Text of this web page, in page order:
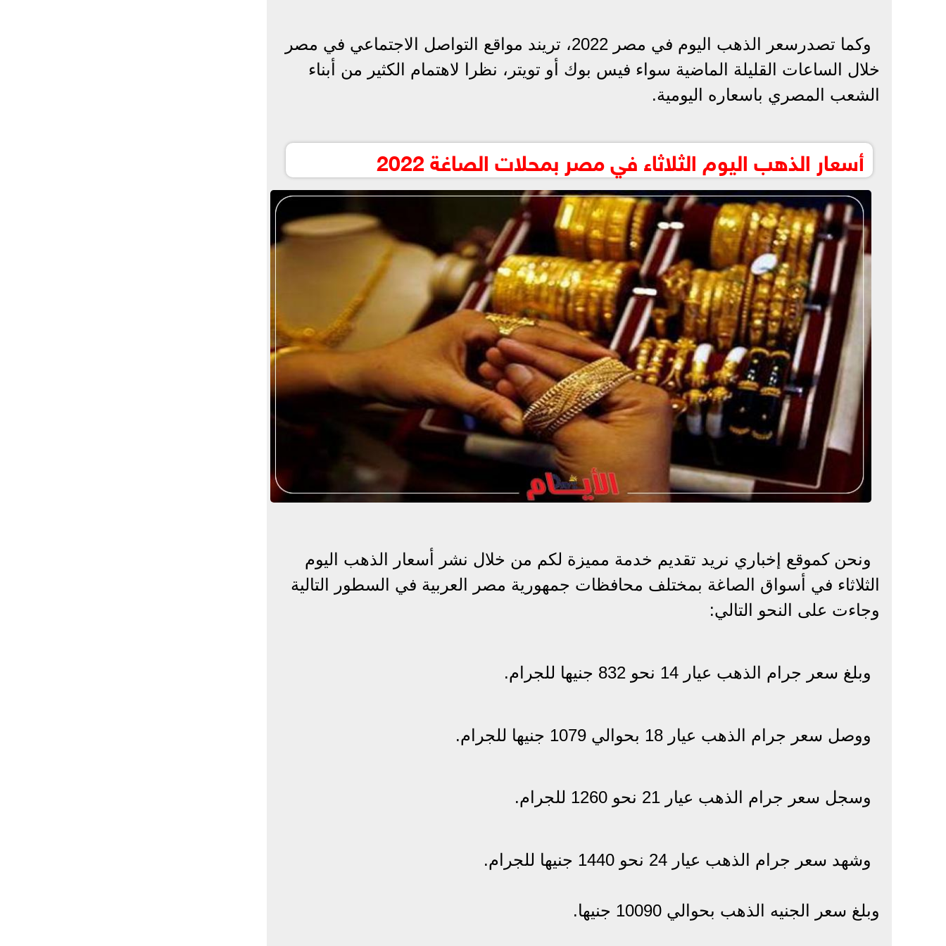
وكما تصدرسعر الذهب اليوم في مصر 2022، تريند مواقع التواصل الاجتماعي في مصر
خلال الساعات القليلة الماضية سواء فيس بوك أو تويتر، نظرا لاهتمام الكثير من أبناء
الشعب المصري باسعاره اليومية.
أسعار الذهب اليوم الثلاثاء في مصر بمحلات الصاغة 2022
ونحن كموقع إخباري نريد تقديم خدمة مميزة لكم من خلال نشر أسعار الذهب اليوم
الثلاثاء في أسواق الصاغة بمختلف محافظات جمهورية مصر العربية في السطور التالية
وجاءت على النحو التالي:
وبلغ سعر جرام الذهب عيار 14 نحو 832 جنيها للجرام.
ووصل سعر جرام الذهب عيار 18 بحوالي 1079 جنيها للجرام.
وسجل سعر جرام الذهب عيار 21 نحو 1260 للجرام.
وشهد سعر جرام الذهب عيار 24 نحو 1440 جنيها للجرام.
وبلغ سعر الجنيه الذهب بحوالي 10090 جنيها.